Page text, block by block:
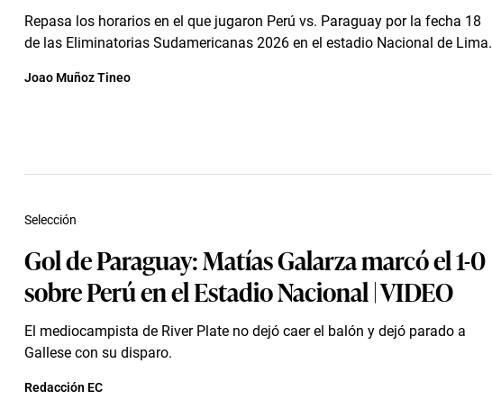
Repasa los horarios en el que jugaron Perú vs. Paraguay por la fecha 18
de las Eliminatorias Sudamericanas 2026 en el estadio Nacional de Lima.
Joao Muñoz Tineo
Gol de Paraguay: Matías Galarza marcó el 1-0
sobre Perú en el Estadio Nacional | VIDEO
El mediocampista de River Plate no dejó caer el balón y dejó parado a
Gallese con su disparo.
Selección
Redacción EC